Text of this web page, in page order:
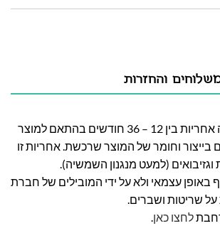
והחזרות
חברת לה גן מעניקה אחריות בין 12 – 36 חודשים בהתאם למוצר
וחומר של המוצר שרכשת. אחריות זו
(למעט מנגנון השמשיה).
באופן עצמאי ולא על ידי המובילים של חברת
על שריטות ושברים.
לחצו כאן.